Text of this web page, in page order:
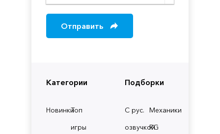
Категории
НовинкиТоп
игры
Подборки
С рус.
озвучкой
Механики
RG
Отправить